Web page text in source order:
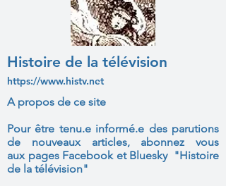
Histoire de la télévision
https://www.histv.net
A propos de ce site
Pour être tenu.e informé.e des parutions
de nouveaux articles, abonnez vous
aux pages Facebook et Bluesky "Histoire
de la télévision"